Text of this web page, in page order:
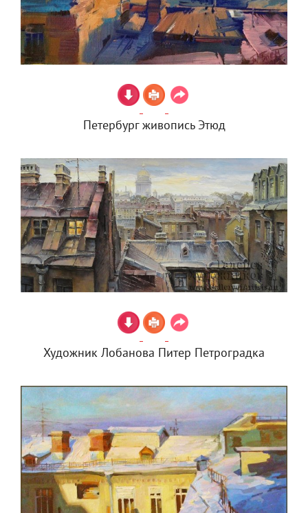
Петербург живопись Этюд
Художник Лобанова Питер Петроградка